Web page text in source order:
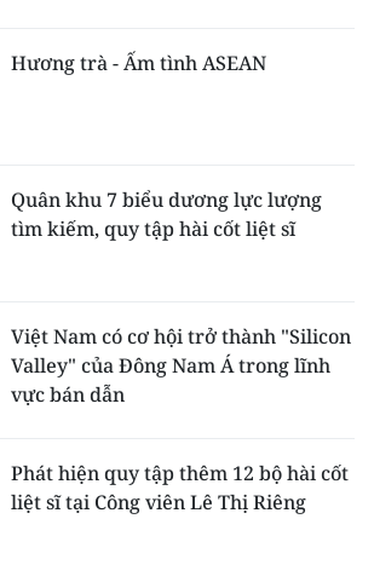
Hương trà - Ấm tình ASEAN
Quân khu 7 biểu dương lực lượng
tìm kiếm, quy tập hài cốt liệt sĩ
Việt Nam có cơ hội trở thành "Silicon
Valley" của Đông Nam Á trong lĩnh
vực bán dẫn
Phát hiện quy tập thêm 12 bộ hài cốt
liệt sĩ tại Công viên Lê Thị Riêng